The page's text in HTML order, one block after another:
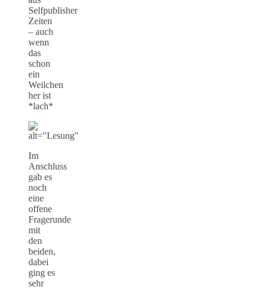
Selfpublisher
Zeiten
– auch
wenn
das
schon
ein
Weilchen
her ist
*lach*
Im
Anschluss
gab es
noch
eine
offene
Fragerunde
mit
den
beiden,
dabei
ging es
sehr